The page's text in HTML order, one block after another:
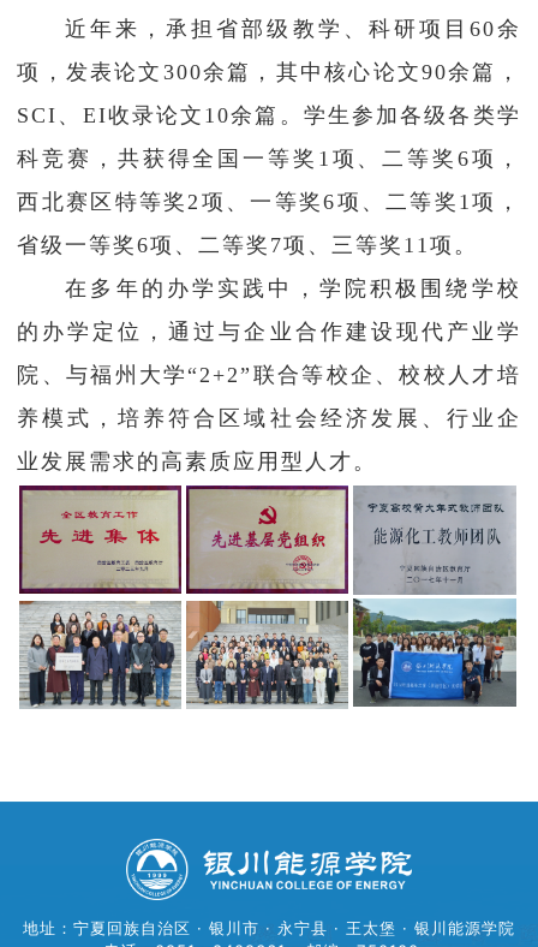
近年来，承担省部级教学、科研项目60余
项，发表论文300余篇，其中核心论文90余篇，
SCI、EI收录论文10余篇。学生参加各级各类学
科竞赛，共获得全国一等奖1项、二等奖6项，
西北赛区特等奖2项、一等奖6项、二等奖1项，
省级一等奖6项、二等奖7项、三等奖11项。
在多年的办学实践中，学院积极围绕学校
的办学定位，通过与企业合作建设现代产业学
院、与福州大学“2+2”联合等校企、校校人才培
养模式，培养符合区域社会经济发展、行业企
业发展需求的高素质应用型人才。
地址：宁夏回族自治区 · 银川市 · 永宁县 · 王太堡 · 银川能源学院